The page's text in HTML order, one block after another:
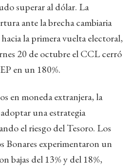
superar al dólar. La
ante la brecha cambiaria
la primera vuelta electoral,
20 de octubre el CCL cerró
en un 180%.
en moneda extranjera, la
una estrategia
el riesgo del Tesoro. Los
Bonares experimentaron un
bajas del 13% y del 18%,